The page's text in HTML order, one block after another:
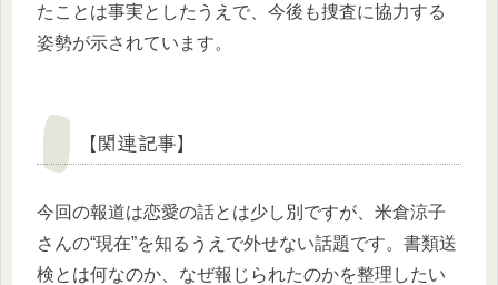
たことは事実としたうえで、今後も捜査に協力する
姿勢が示されています。
【関連記事】
今回の報道は恋愛の話とは少し別ですが、米倉涼子
さんの“現在”を知るうえで外せない話題です。書類送
検とは何なのか、なぜ報じられたのかを整理したい